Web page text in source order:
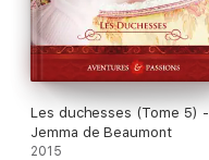
Les duchesses (Tome 5) -
Jemma de Beaumont
2015